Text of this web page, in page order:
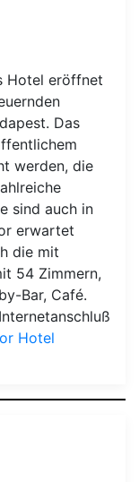
Hotel eröffnet
Das
werden, die
sind auch in
erwartet
die mit
54 Zimmern,
Bar, Café.
Hotel